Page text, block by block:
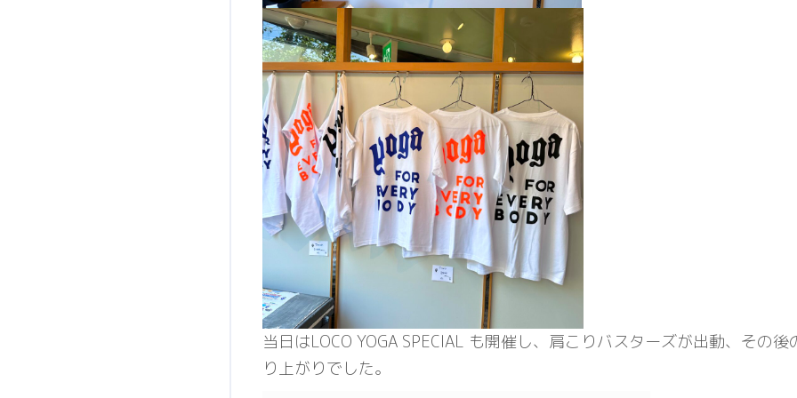
当日はLOCO YOGA SPECIAL も開催し、肩こりバスターズが出動、その
り上がりでした。